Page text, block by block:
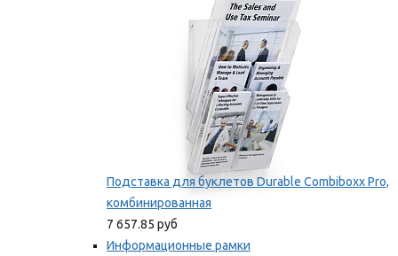
Подставка для буклетов Durable Combiboxx Pro,
комбинированная
7 657.85 руб
Информационные рамки